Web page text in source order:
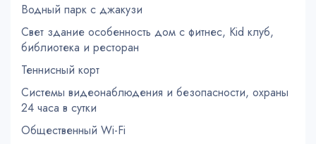
Водный парк с джакузи
Свет здание особенность дом с фитнес, Kid клуб,
библиотека и ресторан
Теннисный корт
Системы видеонаблюдения и безопасности, охраны
24 часа в сутки
Общественный Wi-Fi